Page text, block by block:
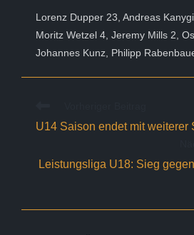
Lorenz Dupper 23, Andreas
Moritz Wetzel 4, Jeremy Mills 2,
Johannes Kunz, Philipp
ansehen
U14 Saison endet mit weiterer
Leistungsliga U18: Sieg